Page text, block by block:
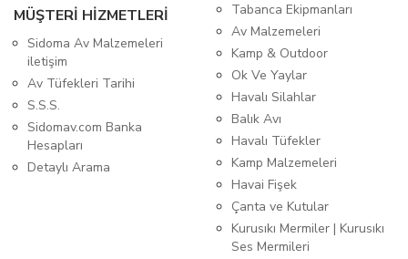
MÜŞTERİ HİZMETLERİ
Sidoma Av Malzemeleri
iletişim
Av Tüfekleri Tarihi
S.S.S.
Sidomav.com Banka
Hesapları
Detaylı Arama
Tabanca Ekipmanları
Av Malzemeleri
Kamp & Outdoor
Ok Ve Yaylar
Havalı Silahlar
Balık Avı
Havalı Tüfekler
Kamp Malzemeleri
Havai Fişek
Çanta ve Kutular
Kurusıkı Mermiler | Kurusıkı
Ses Mermileri